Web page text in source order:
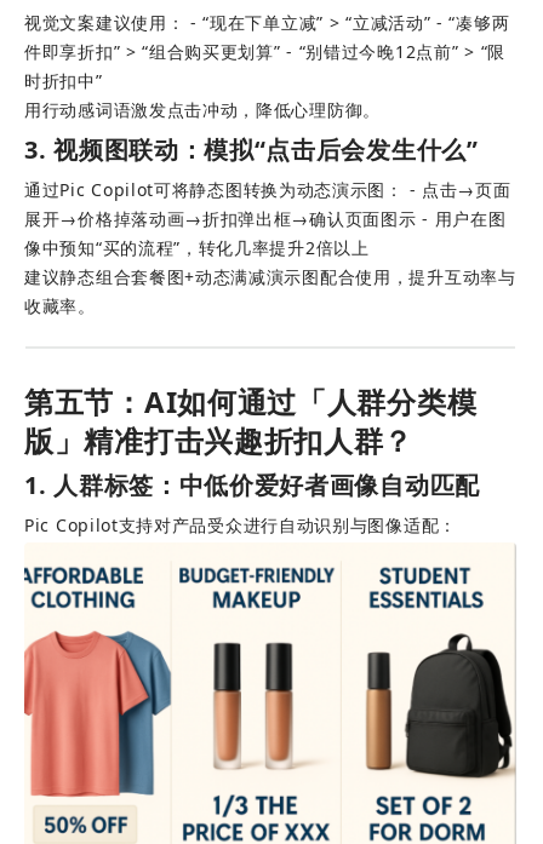
视觉文案建议使用： - “现在下单立减” > “立减活动” - “凑够两
件即享折扣” > “组合购买更划算” - “别错过今晚12点前” > “限
时折扣中”
用行动感词语激发点击冲动，降低心理防御。
3. 视频图联动：模拟“点击后会发生什么”
通过Pic Copilot可将静态图转换为动态演示图： - 点击→页面
展开→价格掉落动画→折扣弹出框→确认页面图示 - 用户在图
像中预知“买的流程”，转化几率提升2倍以上
建议静态组合套餐图+动态满减演示图配合使用，提升互动率与
收藏率。
第五节：AI如何通过「人群分类模
版」精准打击兴趣折扣人群？
1. 人群标签：中低价爱好者画像自动匹配
Pic Copilot支持对产品受众进行自动识别与图像适配：